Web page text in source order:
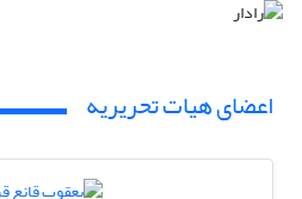
اعضای هیات تحریریه